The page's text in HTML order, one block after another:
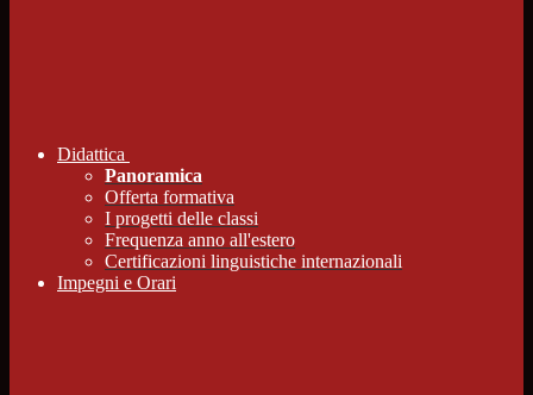
Didattica
Panoramica
Offerta formativa
I progetti delle classi
Frequenza anno all'estero
Certificazioni linguistiche internazionali
Impegni e Orari